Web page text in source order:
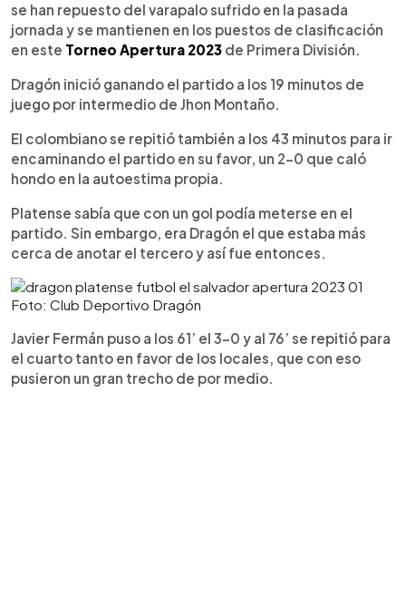
se han repuesto del varapalo sufrido en la pasada
jornada y se mantienen en los puestos de clasificación
en este Torneo Apertura 2023 de Primera División.
Dragón inició ganando el partido a los 19 minutos de
juego por intermedio de Jhon Montaño.
El colombiano se repitió también a los 43 minutos para ir
encaminando el partido en su favor, un 2-0 que caló
hondo en la autoestima propia.
Platense sabía que con un gol podía meterse en el
partido. Sin embargo, era Dragón el que estaba más
cerca de anotar el tercero y así fue entonces.
Foto: Club Deportivo Dragón
Javier Fermán puso a los 61’ el 3-0 y al 76’ se repitió para
el cuarto tanto en favor de los locales, que con eso
pusieron un gran trecho de por medio.